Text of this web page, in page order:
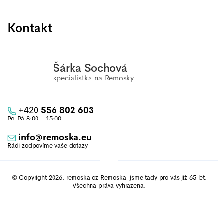
Kontakt
Šárka Sochová
info@remoska.eu
+420 556 802 603
© Copyright 2026, remoska.cz Remoska, jsme tady pro vás již 65 let.
Všechna práva vyhrazena.